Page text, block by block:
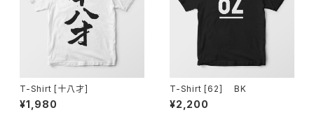
T-Shirt [十八才]
¥1,980
T-Shirt [62] BK
¥2,200